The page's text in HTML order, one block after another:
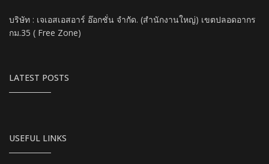
บริษัท : เจเอสเอสอาร์ อ๊อกชั่น จำกัด. (สำนักงานใหญ่) เขตปลอดอากร
กม.35 ( Free Zone)
LATEST POSTS
USEFUL LINKS